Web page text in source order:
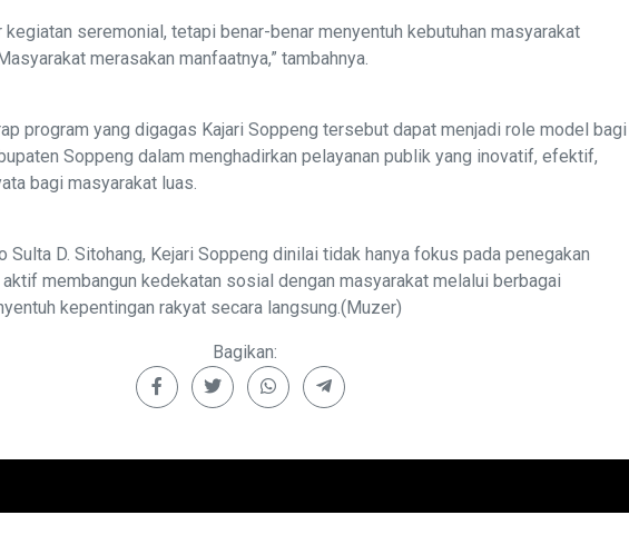
kegiatan seremonial, tetapi benar-benar menyentuh kebutuhan masyarakat
merasakan manfaatnya,” tambahnya.
program yang digagas Kajari Soppeng tersebut dapat menjadi role model bagi
Soppeng dalam menghadirkan pelayanan publik yang inovatif, efektif,
bagi masyarakat luas.
Sulta D. Sitohang, Kejari Soppeng dinilai tidak hanya fokus pada penegakan
membangun kedekatan sosial dengan masyarakat melalui berbagai
kepentingan rakyat secara langsung.(Muzer)
Bagikan: